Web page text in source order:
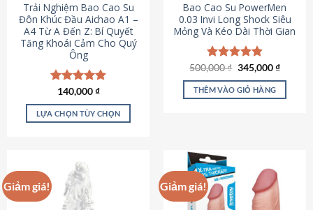
Trải Nghiệm Bao Cao Su
Đôn Khúc Đầu Aichao A1 –
A4 Từ A Đến Z: Bí Quyết
Tăng Khoái Cảm Cho Quý
Ông
Được xếp
hạng4.88
5 sao
140,000₫
LỰA CHỌN TÙY CHỌN
có
nhiều
biến
Bao Cao Su PowerMen
0.03 Invi Long Shock Siêu
Mỏng Và Kéo Dài Thời Gian
Được xếp
hạng4.85
5 sao
500,000₫ Giá
là:
500,000 ₫.
345,000₫Giá
tại
THÊM VÀO GIỎ HÀNG
Giảm giá! Giảm giá!